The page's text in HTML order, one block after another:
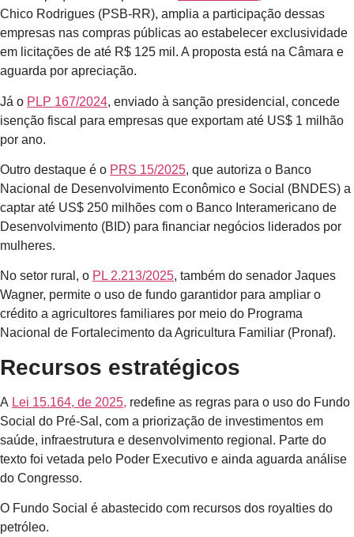
Chico Rodrigues (PSB-RR), amplia a participação dessas
empresas nas compras públicas ao estabelecer exclusividade
em licitações de até R$ 125 mil. A proposta está na Câmara e
aguarda por apreciação.
Já o PLP 167/2024, enviado à sanção presidencial, concede
isenção fiscal para empresas que exportam até US$ 1 milhão
por ano.
Outro destaque é o PRS 15/2025, que autoriza o Banco
Nacional de Desenvolvimento Econômico e Social (BNDES) a
captar até US$ 250 milhões com o Banco Interamericano de
Desenvolvimento (BID) para financiar negócios liderados por
mulheres.
No setor rural, o PL 2.213/2025, também do senador Jaques
Wagner, permite o uso de fundo garantidor para ampliar o
crédito a agricultores familiares por meio do Programa
Nacional de Fortalecimento da Agricultura Familiar (Pronaf).
Recursos estratégicos
A Lei 15.164, de 2025, redefine as regras para o uso do Fundo
Social do Pré-Sal, com a priorização de investimentos em
saúde, infraestrutura e desenvolvimento regional. Parte do
texto foi vetada pelo Poder Executivo e ainda aguarda análise
do Congresso.
O Fundo Social é abastecido com recursos dos royalties do
petróleo.